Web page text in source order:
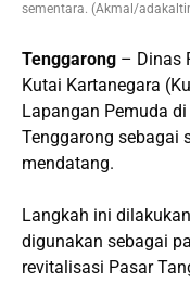
sementara. (Akmal/
Tenggarong – Dinas
Kutai Kartanegara
Lapangan Pemuda
Tenggarong sebagai
mendatang.
Langkah ini
digunakan sebagai
revitalisasi Pasar